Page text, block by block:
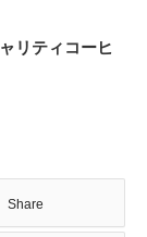
リティコーヒ
Share